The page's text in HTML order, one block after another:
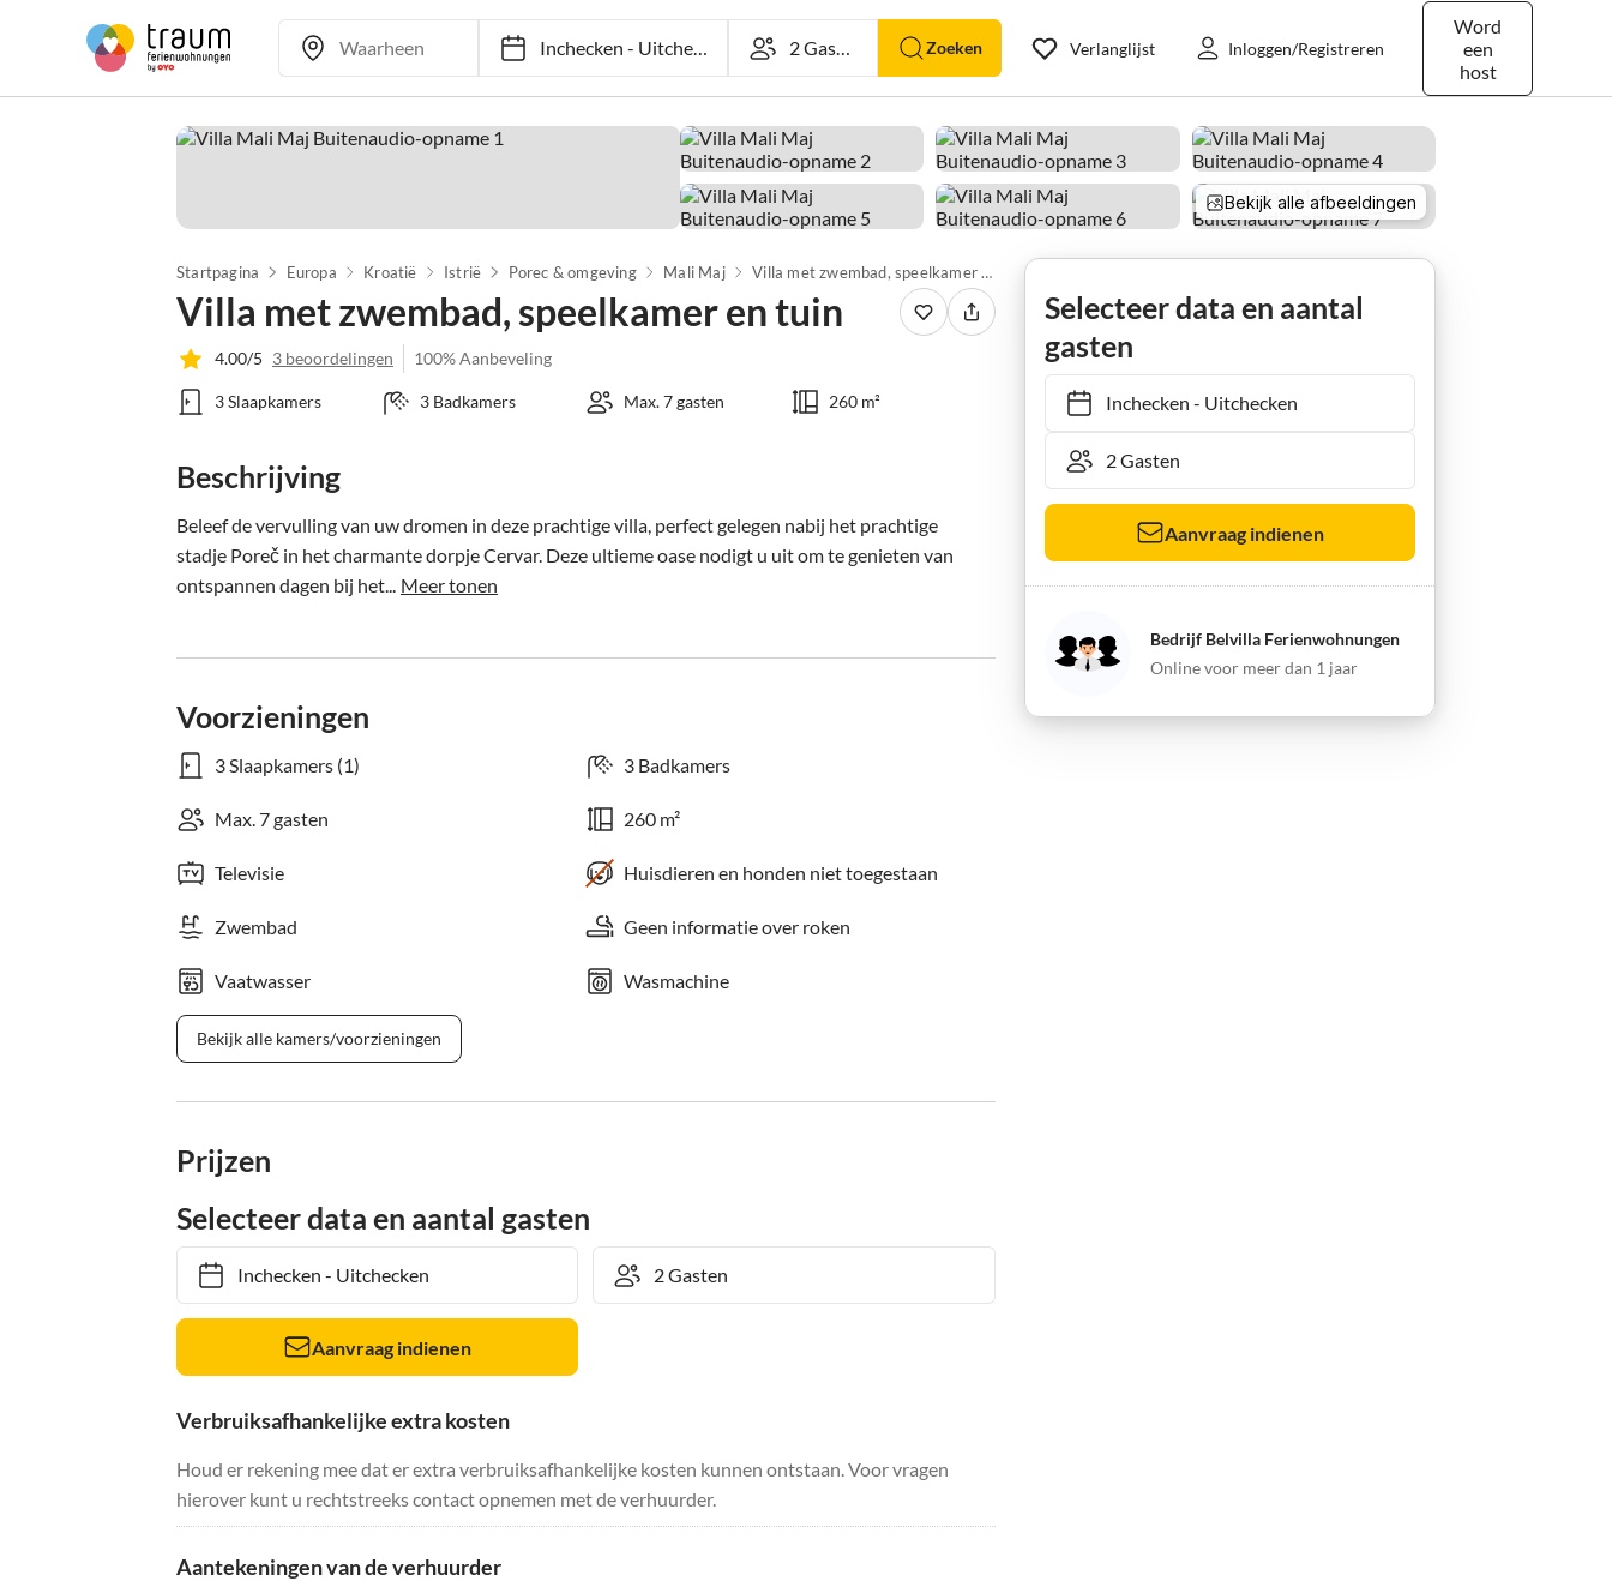
Inchecken- Uitchecken Zoeken
Word
een
host
Verlanglijst Inloggen/Registreren
Bekijk alle afbeeldingen
Startpagina Europa Kroatië Istrië Porec & omgeving Mali Maj Villa met zwembad, speelkamer en tuin
Villa met zwembad, speelkamer en tuin
4.00/5 3 beoordelingen 100% Aanbeveling
3 Slaapkamers 3 Badkamers Max. 7 gasten 260 m²
Beschrijving
Beleef de vervulling van uw dromen in deze prachtige villa, perfect gelegen nabij het prachtige
stadje Poreč in het charmante dorpje Cervar. Deze ultieme oase nodigt u uit om te genieten van
ontspannen dagen bij het... Meer tonen
Voorzieningen
3 Slaapkamers (1) 3 Badkamers
Max. 7 gasten 260 m²
Televisie Huisdieren en honden niet toegestaan
Zwembad Geen informatie over roken
Vaatwasser Wasmachine
Bekijk alle kamers/voorzieningen
Prijzen
Selecteer data en aantal gasten
Inchecken- Uitchecken
Aanvraag indienen
Verbruiksafhankelijke extra kosten
Houd er rekening mee dat er extra verbruiksafhankelijke kosten kunnen ontstaan. Voor vragen
hierover kunt u rechtstreeks contact opnemen met de verhuurder.
Aantekeningen van de verhuurder
Selecteer data en aantal
gasten
Inchecken- Uitchecken
Aanvraag indienen
Bedrijf Belvilla Ferienwohnungen
Online voor meer dan 1 jaar